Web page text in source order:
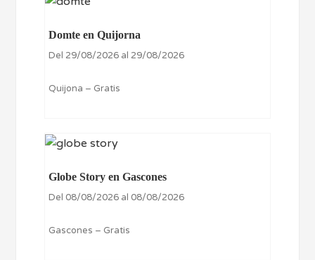
Domte en Quijorna
Del 29/08/2026 al 29/08/2026
Quijona – Gratis
Globe Story en Gascones
Del 08/08/2026 al 08/08/2026
Gascones – Gratis